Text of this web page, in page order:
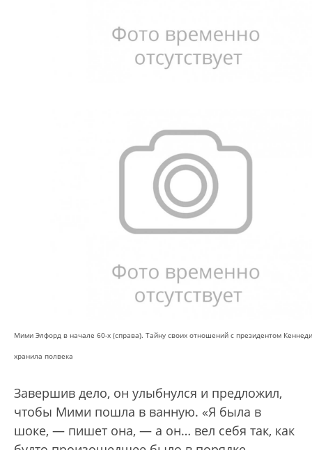
Мими Элфорд в начале 60-х (справа). Тайну своих отношений с президентом
хранила полвека
Завершив дело, он улыбнулся и предложил,
чтобы Мими пошла в ванную. «Я была в
шоке, — пишет она, — а он… вел себя так, как